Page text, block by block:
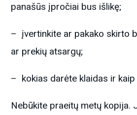
panašūs įpročiai bus išlikę;
– įvertinkite ar pakako skirto
ar prekių atsargų;
– kokias darėte klaidas ir
Nebūkite praeitų metų kopija.